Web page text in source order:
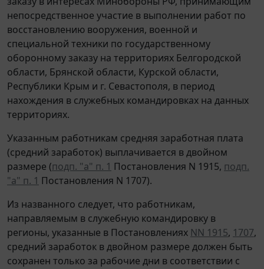
непосредственное участие в выполнении работ по
восстановлению вооружения, военной и
специальной техники по государственному
оборонному заказу на территориях Белгородской
области, Брянской области, Курской области,
Республики Крым и г. Севастополя, в период
нахождения в служебных командировках на данных
территориях.
Указанным работникам средняя заработная плата
(средний заработок) выплачивается в двойном
размере (подп. "а" п. 1 Постановления N 1915, подп.
"а" п. 1 Постановления N 1707).
Из названного следует, что работникам,
направляемым в служебную командировку в
регионы, указанные в Постановлениях NN 1915, 1707,
средний заработок в двойном размере должен быть
сохранен только за рабочие дни в соответствии с